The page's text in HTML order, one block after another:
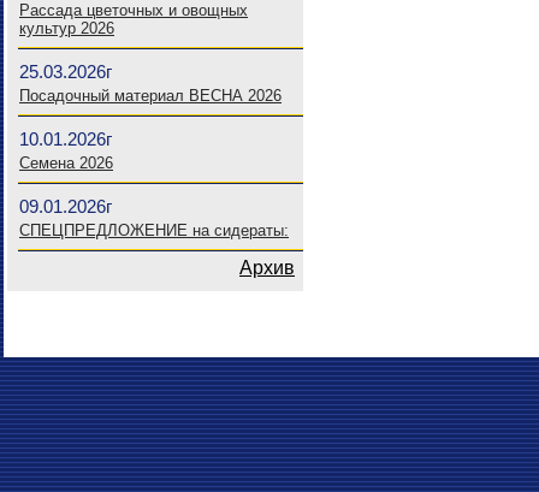
Рассада цветочных и овощных
культур 2026
25.03.2026г
Посадочный материал ВЕСНА 2026
10.01.2026г
Семена 2026
09.01.2026г
СПЕЦПРЕДЛОЖЕНИЕ на сидераты:
Архив